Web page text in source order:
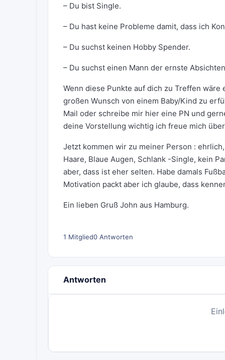
– Du bist Single.
– Du hast keine Probleme damit, dass ich
– Du suchst keinen Hobby Spender.
– Du suchst einen Mann der ernste
Wenn diese Punkte auf dich zu Treffen
großen Wunsch von einem Baby/Kind zu
Mail oder schreibe mir hier eine PN und
deine Vorstellung wichtig ich freue mich
Jetzt kommen wir zu meiner Person :
Haare, Blaue Augen, Schlank -Single, kein
aber, dass ist eher selten. Habe damals
Motivation packt aber ich glaube, dass
Ein lieben Gruß John aus Hamburg.
1 Mitglied0 Antworten
Antworten